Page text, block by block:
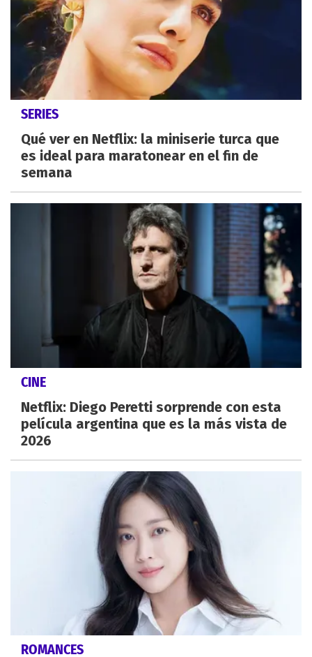
SERIES
Qué ver en Netflix: la miniserie turca que
es ideal para maratonear en el fin de
semana
CINE
Netflix: Diego Peretti sorprende con esta
película argentina que es la más vista de
2026
ROMANCES